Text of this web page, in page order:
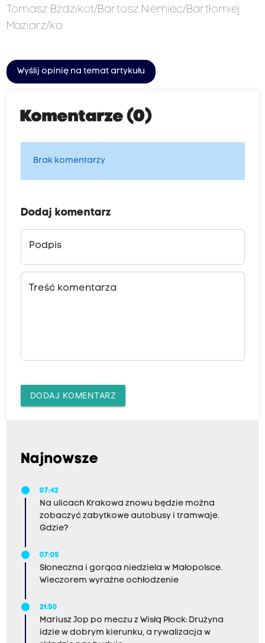
Tomasz Bździkot/Bartosz Niemiec/Bartłomiej
Maziarz/ko
Wyślij opinię na temat artykułu
Komentarze (0)
Brak komentarzy
Dodaj komentarz
Podpis
Treść komentarza
DODAJ KOMENTARZ
Najnowsze
07:42
Na ulicach Krakowa znowu będzie można
zobaczyć zabytkowe autobusy i tramwaje.
Gdzie?
07:05
Słoneczna i gorąca niedziela w Małopolsce.
Wieczorem wyraźne ochłodzenie
21:50
Mariusz Jop po meczu z Wisłą Płock: Drużyna
idzie w dobrym kierunku, a rywalizacja w